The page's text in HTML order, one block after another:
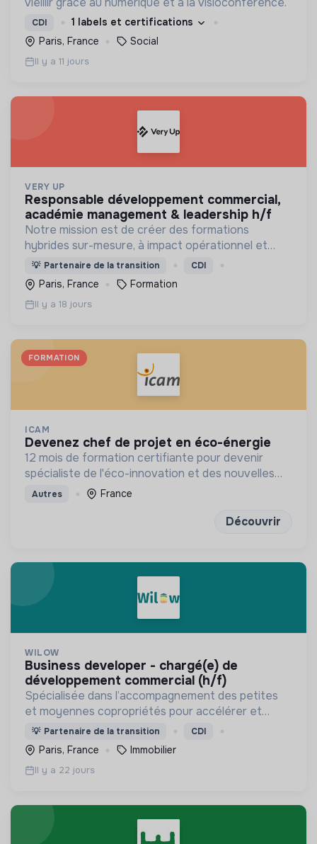
CDI
1 labels et certifications
Paris, France
Social
Il y a 11 jours
VERY UP
responsable développement commercial,
académie management & leadership h/f
Notre mission est de créer des formations
hybrides sur-mesure, à impact opérationnel et
environnemental, pour développer durablement
les compétences de demain de toutes et tous.
💡 Partenaire de la transition CDI
Paris, France Formation
Il y a 18 jours
FORMATION
ICAM
devenez chef de projet en éco-énergie
12 mois de formation certifiante pour devenir
spécialiste de l'éco-innovation et des nouvelles
technologies de l'énergie
Autres France
Découvrir
WILOW
business developer - chargé(e) de
développement commercial (h/f)
Spécialisée dans l’accompagnement des petites
et moyennes copropriétés pour accélérer et
faciliter leur rénovation énergétique.
💡 Partenaire de la transition CDI
Paris, France Immobilier
Il y a 22 jours